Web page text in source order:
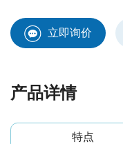
立即询价
产品详情
特点